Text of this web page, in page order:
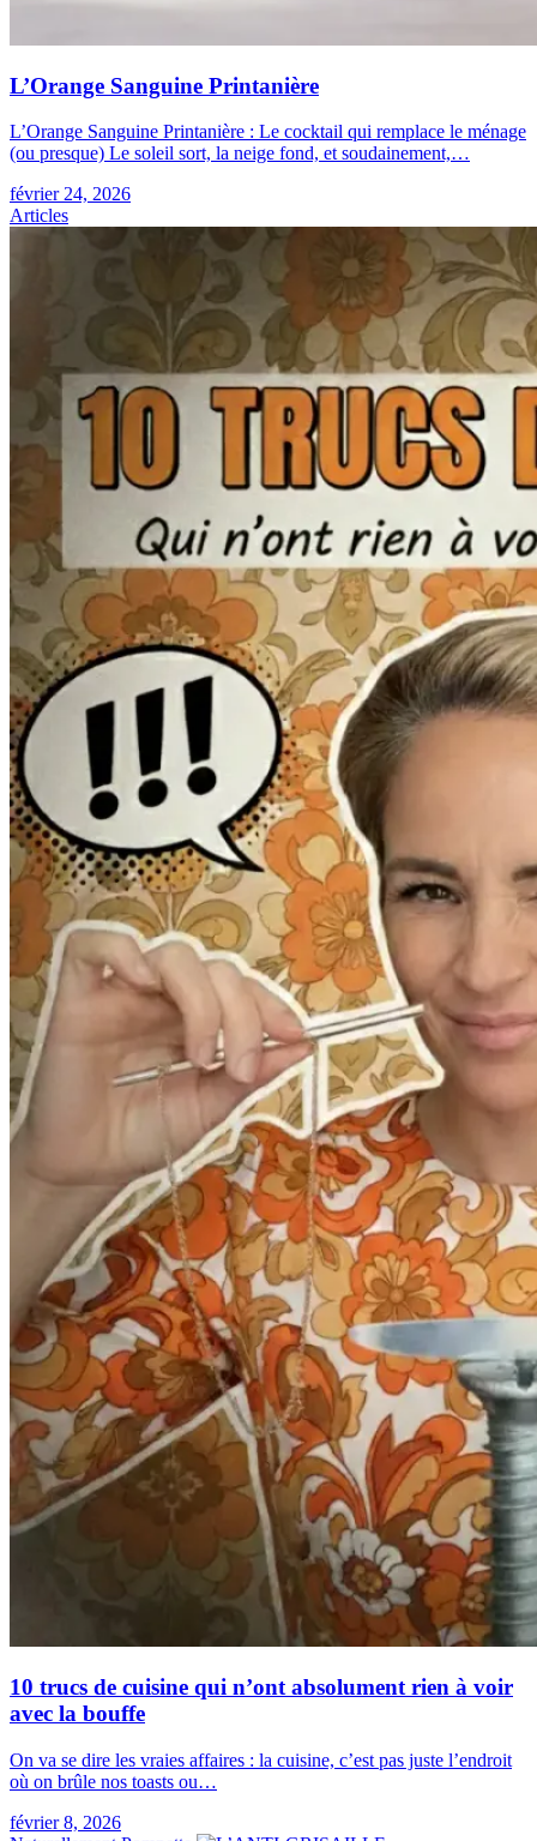
L’Orange Sanguine Printanière
L’Orange Sanguine Printanière : Le cocktail qui remplace le ménage
(ou presque) Le soleil sort, la neige fond, et soudainement,…
février 24, 2026
Articles
10 trucs de cuisine qui n’ont absolument rien à voir
avec la bouffe
On va se dire les vraies affaires : la cuisine, c’est pas juste l’endroit
où on brûle nos toasts ou…
février 8, 2026